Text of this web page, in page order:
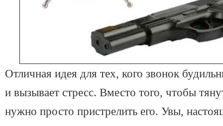
Отличная идея для тех, кого звонок
и вызывает стресс. Вместо того, чтобы
нужно просто пристрелить его. Увы,